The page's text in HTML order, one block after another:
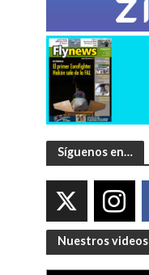
Síguenos en…
Nuestros videos